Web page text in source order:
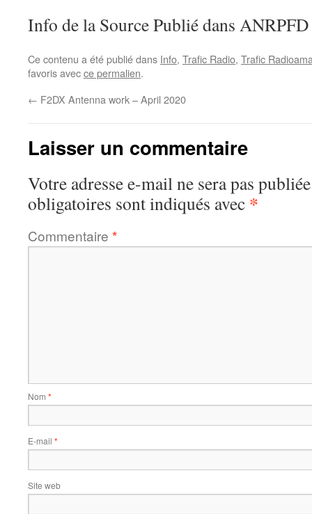
Info de la Source Publié dans ANRPFD
Ce contenu a été publié dans Info, Trafic Radio, Trafic
favoris avecce permalien.
← F2DX Antenna work – April 2020
Laisser un commentaire
Votre adresse e-mail ne sera pas
obligatoires sont indiqués avec *
Commentaire *
Nom *
E-mail *
Site web